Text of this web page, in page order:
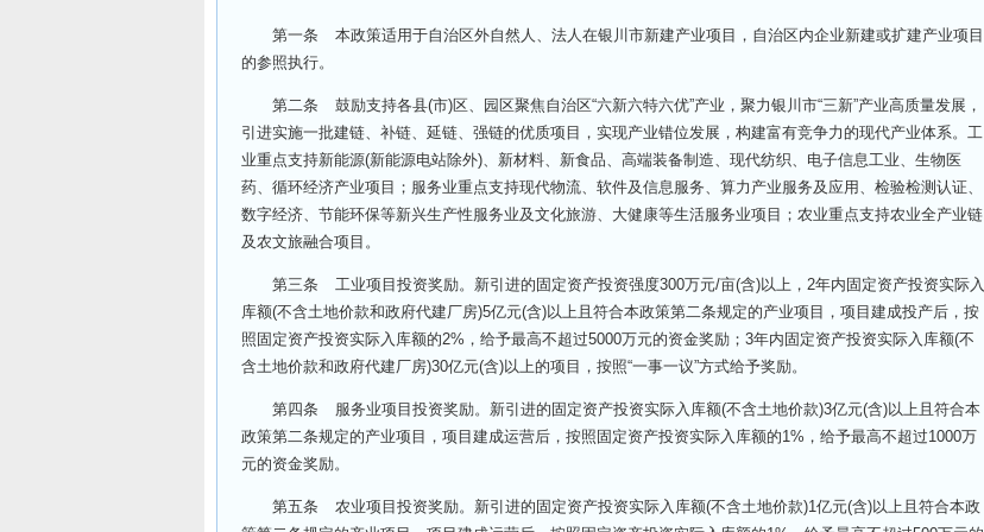
第一条 本政策适用于自治区外自然人、法人在银川市新建产业项目，自治区内企业新建或扩建产业项目
的参照执行。
第二条 鼓励支持各县(市)区、园区聚焦自治区“六新六特六优”产业，聚力银川市“三新”产业高质量发展，
引进实施一批建链、补链、延链、强链的优质项目，实现产业错位发展，构建富有竞争力的现代产业体系。工
业重点支持新能源(新能源电站除外)、新材料、新食品、高端装备制造、现代纺织、电子信息工业、生物医
药、循环经济产业项目；服务业重点支持现代物流、软件及信息服务、算力产业服务及应用、检验检测认证、
数字经济、节能环保等新兴生产性服务业及文化旅游、大健康等生活服务业项目；农业重点支持农业全产业链
及农文旅融合项目。
第三条 工业项目投资奖励。新引进的固定资产投资强度300万元/亩(含)以上，2年内固定资产投资实际入
库额(不含土地价款和政府代建厂房)5亿元(含)以上且符合本政策第二条规定的产业项目，项目建成投产后，按
照固定资产投资实际入库额的2%，给予最高不超过5000万元的资金奖励；3年内固定资产投资实际入库额(不
含土地价款和政府代建厂房)30亿元(含)以上的项目，按照“一事一议”方式给予奖励。
第四条 服务业项目投资奖励。新引进的固定资产投资实际入库额(不含土地价款)3亿元(含)以上且符合本
政策第二条规定的产业项目，项目建成运营后，按照固定资产投资实际入库额的1%，给予最高不超过1000万
元的资金奖励。
第五条 农业项目投资奖励。新引进的固定资产投资实际入库额(不含土地价款)1亿元(含)以上且符合本政